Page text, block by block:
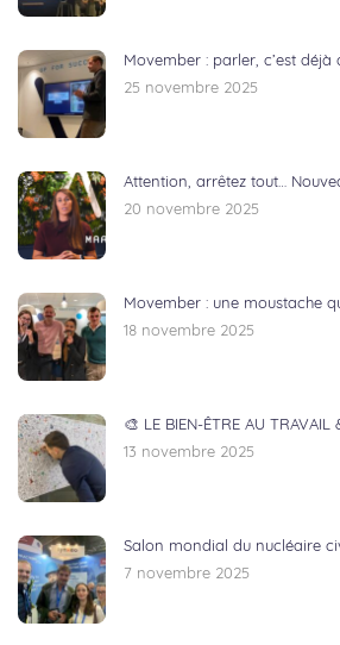
Movember : parler, c’est déjà
25 novembre 2025
Attention, arrêtez tout…
20 novembre 2025
Movember : une moustache
18 novembre 2025
🎨 LE BIEN-ÊTRE AU TRAVAIL
13 novembre 2025
Salon mondial du nucléaire
7 novembre 2025